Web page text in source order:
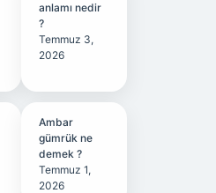
anlamı nedir
?
Temmuz 3,
2026
Ambar
gümrük ne
demek ?
Temmuz 1,
2026